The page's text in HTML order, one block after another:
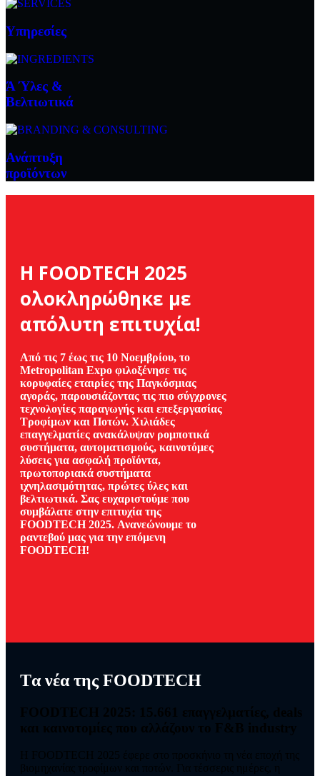
Υπηρεσίες
Ά Ύλες &
Βελτιωτικά
Ανάπτυξη
προϊόντων
Η FOODTECH 2025
ολοκληρώθηκε με
απόλυτη επιτυχία!
Από τις 7 έως τις 10 Νοεμβρίου, το
Metropolitan Expo φιλοξένησε τις
κορυφαίες εταιρίες της Παγκόσμιας
αγοράς, παρουσιάζοντας τις πιο σύγχρονες
τεχνολογίες παραγωγής και επεξεργασίας
Τροφίμων και Ποτών. Χιλιάδες
επαγγελματίες ανακάλυψαν ρομποτικά
συστήματα, αυτοματισμούς, καινοτόμες
λύσεις για ασφαλή προϊόντα,
πρωτοποριακά συστήματα
ιχνηλασιμότητας, πρώτες ύλες και
βελτιωτικά. Σας ευχαριστούμε που
συμβάλατε στην επιτυχία της
FOODTECH 2025. Ανανεώνουμε το
ραντεβού μας για την επόμενη
FOODTECH!
Tα νέα της FOODTECH
FOODTECH 2025: 15.661 επαγγελματίες, deals
και καινοτομίες που αλλάζουν το F&B industry
Η FOODTECH 2025 έφερε στο προσκήνιο τη νέα εποχή της
βιομηχανίας τροφίμων και ποτών. Για τέσσερις ημέρες, η